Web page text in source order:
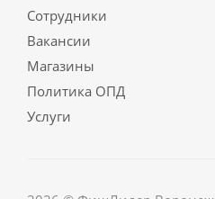
Сотрудники
Вакансии
Магазины
Политика ОПД
Услуги